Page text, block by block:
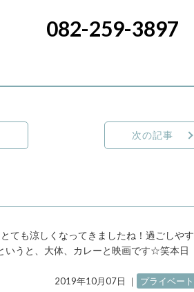
082-259-3897
次の記事
ても涼しくなってきましたね！過ごしやす
いうと、大体、カレーと映画です☆笑本日
2019年10月07日 ｜ プライベート